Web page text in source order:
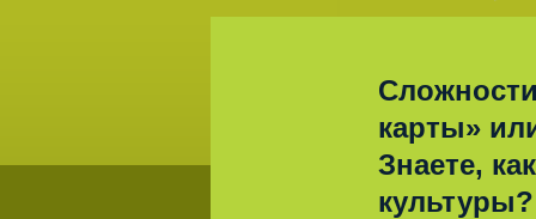
карты»
Знаете,
культуры?